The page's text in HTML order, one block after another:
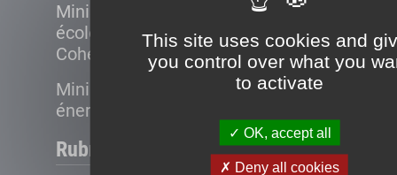
This site uses cookies and
you control over what you
to activate
OK, accept all
Deny all cookies
Ministère de la Transition
écologique et de la
Cohésion des territoires
Ministère de la Transition
énergétique
Rubriques